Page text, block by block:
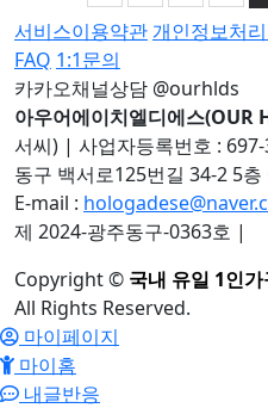
서비스이용약관 개인정보처
FAQ 1:1문의
카카오채널상담 @ourhlds
아우어에이치엘디에스(OUR
서씨) | 사업자등록번호 :
동구 백서로125번길 34-2 5
E-mail :
제 2024-광주동구-0363호 |
Copyright© 국내 유일 1인
All Rights Reserved.
마이페이지
마이홈
내글반응